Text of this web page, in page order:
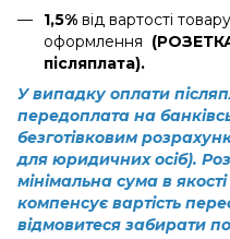
1,5% від вартості товару
оформлення
післяплата).
У випадку оплати
передоплата на
безготівковим
для юридичних осіб).
мінімальна сума в
компенсує вартість
відмовитеся забирати